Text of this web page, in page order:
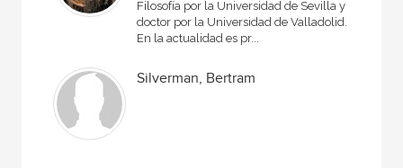
Filosofía por la Universidad de Sevilla y
doctor por la Universidad de Valladolid.
En la actualidad es pr...
Silverman, Bertram